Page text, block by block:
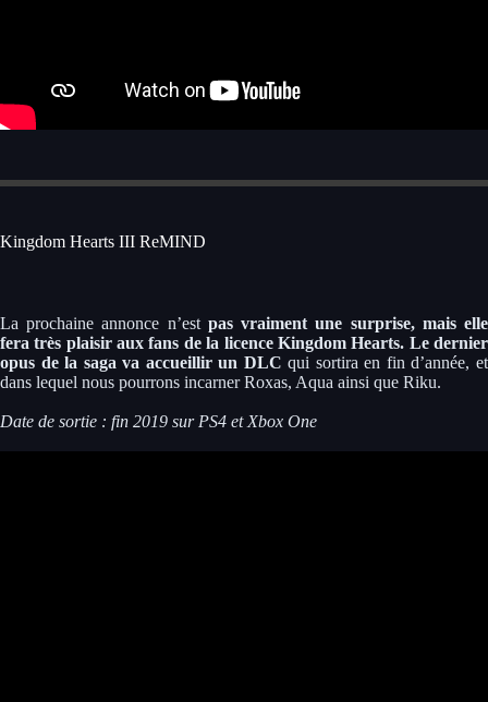
Kingdom Hearts III ReMIND
La prochaine annonce n’est pas vraiment une surprise, mais elle
fera très plaisir aux fans de la licence Kingdom Hearts. Le dernier
opus de la saga va accueillir un DLC qui sortira en fin d’année, et
dans lequel nous pourrons incarner Roxas, Aqua ainsi que Riku.
Date de sortie : fin 2019 sur PS4 et Xbox One